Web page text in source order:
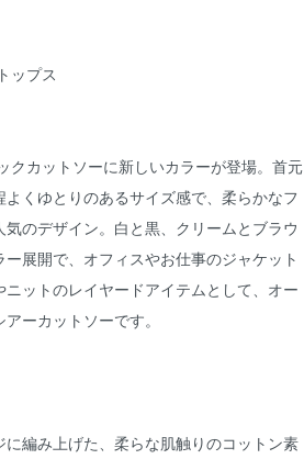
ップス
クカットソーに新しいカラーが登場。首元
くゆとりのあるサイズ感で、柔らかなフ
気のデザイン。白と黒、クリームとブラウ
展開で、オフィスやお仕事のジャケット
ットのレイヤードアイテムとして、オー
ーカットソーです。
編み上げた、柔らな肌触りのコットン素